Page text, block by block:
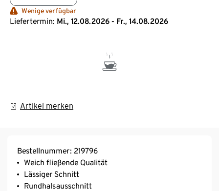
Wenige verfügbar
Liefertermin: Mi., 12.08.2026 - Fr., 14.08.2026
Artikel merken
Bestellnummer: 219796
Weich fließende Qualität
Lässiger Schnitt
Rundhalsausschnitt